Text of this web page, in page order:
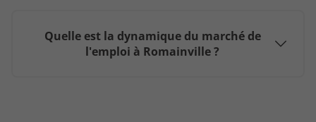
Quelle est la dynamique du marché de
l'emploi à Romainville ?